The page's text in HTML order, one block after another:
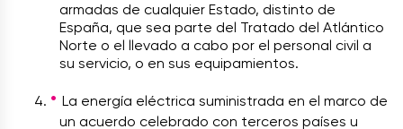
armadas de cualquier Estado, distinto de
España, que sea parte del Tratado del Atlántico
Norte o el llevado a cabo por el personal civil a
su servicio, o en sus equipamientos.
La energía eléctrica suministrada en el marco de
un acuerdo celebrado con terceros países u